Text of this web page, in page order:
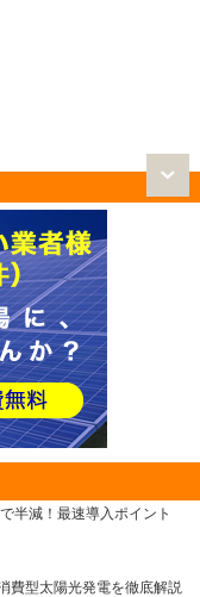
半減！最速導入ポイント
費型太陽光発電を徹底解説